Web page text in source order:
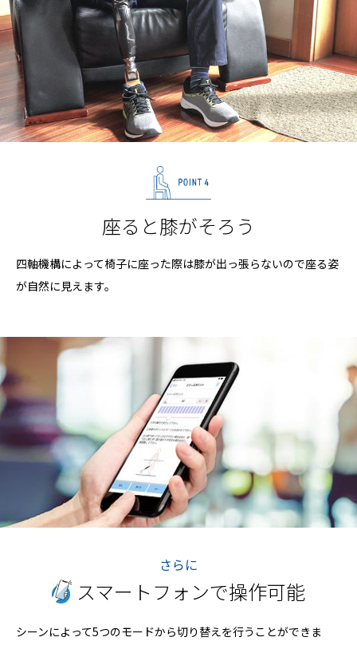
座ると膝がそろう
四軸機構によって椅子に座った際は膝が出っ張らないので座る姿
が自然に見えます。
さらに
スマートフォンで操作可能
シーンによって5つのモードから切り替えを行うことができま